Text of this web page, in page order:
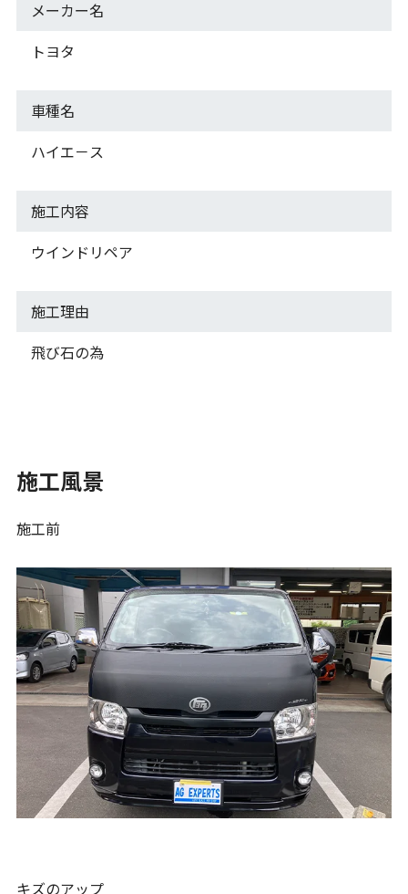
メーカー名
トヨタ
車種名
ハイエ－ス
施工内容
ウインドリペア
施工理由
飛び石の為
施工風景
施工前
キズのアップ